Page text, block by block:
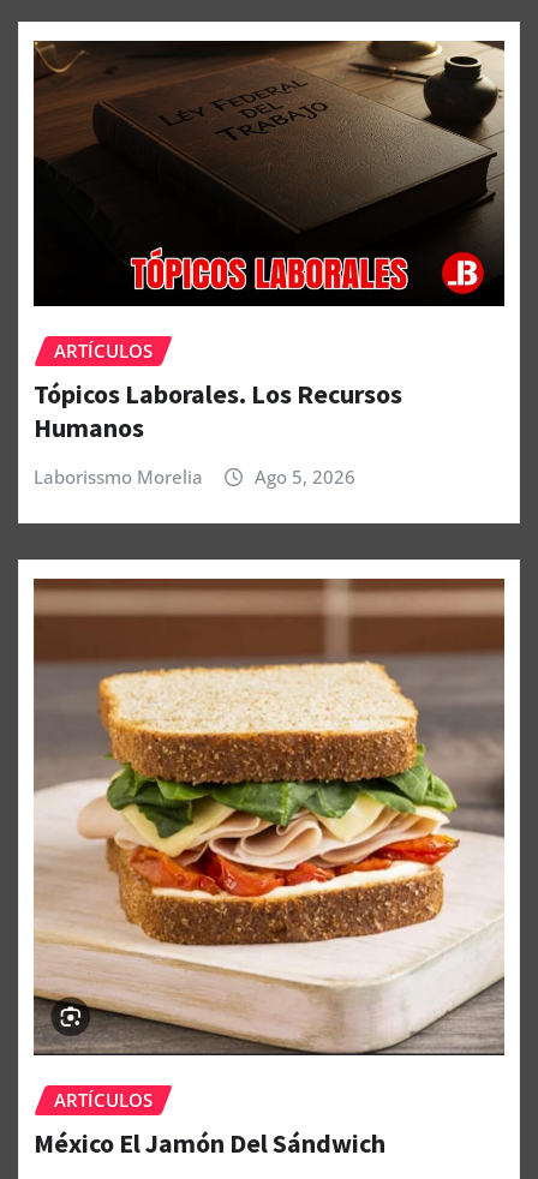
ARTÍCULOS
Tópicos Laborales. Los Recursos
Humanos
Laborissmo Morelia Ago 5, 2026
ARTÍCULOS
México El Jamón Del Sándwich